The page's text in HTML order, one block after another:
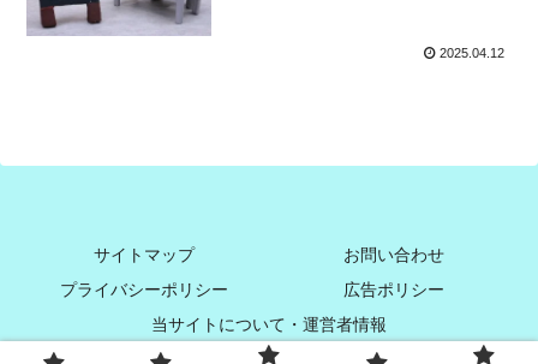
2025.04.12
サイトマップ
お問い合わせ
プライバシーポリシー
広告ポリシー
当サイトについて・運営者情報